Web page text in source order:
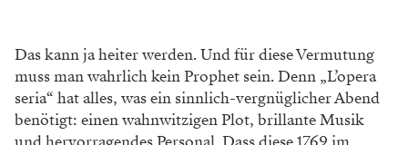
Das kann ja heiter werden. Und für diese Vermutung
muss man wahrlich keinProphet sein. Denn „L’opera
seria“ hatalles, was ein sinnlich-vergnüglicherAbend
benötigt: einen wahnwitzigenPlot, brillante Musik